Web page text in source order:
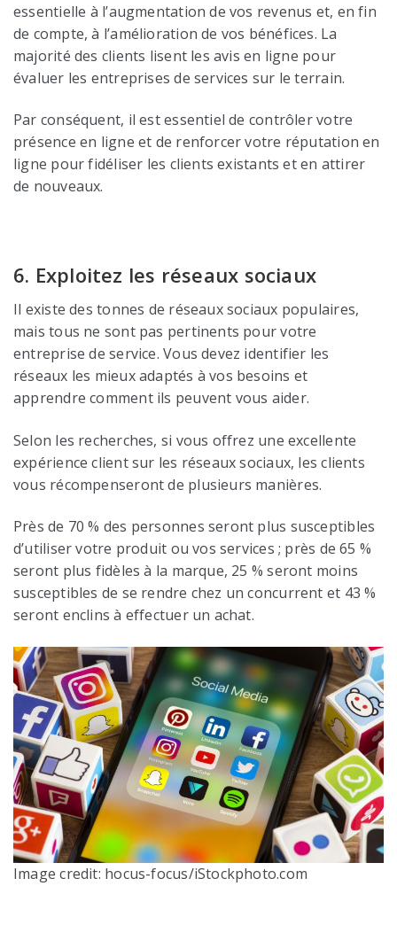
essentielle à l’augmentation de vos revenus et, en fin
de compte, à l’amélioration de vos bénéfices. La
majorité des clients lisent les avis en ligne pour
évaluer les entreprises de services sur le terrain.
Par conséquent, il est essentiel de contrôler votre
présence en ligne et de renforcer votre réputation en
ligne pour fidéliser les clients existants et en attirer
de nouveaux.
6. Exploitez les réseaux sociaux
Il existe des tonnes de réseaux sociaux populaires,
mais tous ne sont pas pertinents pour votre
entreprise de service. Vous devez identifier les
réseaux les mieux adaptés à vos besoins et
apprendre comment ils peuvent vous aider.
Selon les recherches, si vous offrez une excellente
expérience client sur les réseaux sociaux, les clients
vous récompenseront de plusieurs manières.
Près de 70 % des personnes seront plus susceptibles
d’utiliser votre produit ou vos services ; près de 65 %
seront plus fidèles à la marque, 25 % seront moins
susceptibles de se rendre chez un concurrent et 43 %
seront enclins à effectuer un achat.
Image credit: hocus-focus/iStockphoto.com